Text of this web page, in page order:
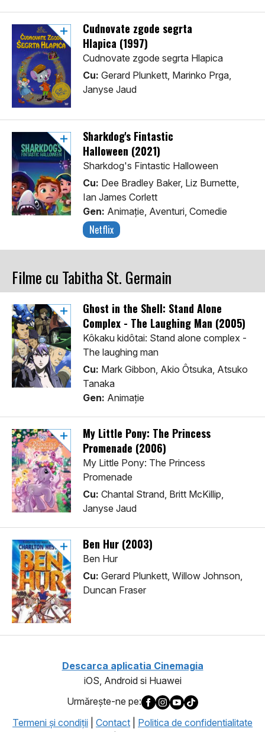
Cudnovate zgode segrta
Hlapica (1997)
Cudnovate zgode segrta Hlapica
Cu: Gerard Plunkett, Marinko Prga,
Janyse Jaud
Sharkdog's Fintastic
Halloween (2021)
Sharkdog's Fintastic Halloween
Cu: Dee Bradley Baker, Liz Burnette,
Ian James Corlett
Gen: Animaţie, Aventuri, Comedie
Netflix
Filme cu Tabitha St. Germain
Ghost in the Shell: Stand Alone
Complex - The Laughing Man (2005)
Kôkaku kidôtai: Stand alone complex -
The laughing man
Cu: Mark Gibbon, Akio Ôtsuka, Atsuko
Tanaka
Gen: Animaţie
My Little Pony: The Princess
Promenade (2006)
My Little Pony: The Princess
Promenade
Cu: Chantal Strand, Britt McKillip,
Janyse Jaud
Ben Hur (2003)
Ben Hur
Cu: Gerard Plunkett, Willow Johnson,
Duncan Fraser
Descarca aplicatia Cinemagia
iOS, Android si Huawei
Urmăreşte-ne pe:
Termeni şi condiţii
Contact
Politica de confidentialitate